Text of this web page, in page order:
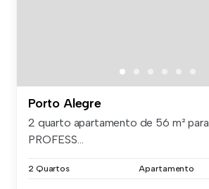
Porto Alegre
2 quarto apartamento de 56 m² para
PROFESS...
2 Quartos Apartamento